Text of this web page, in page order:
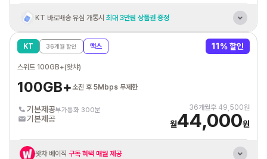
KT 바로배송 유심 개통시 최대 3만원 상품권 증정
KT 인터넷/IPTV결합시 휴대폰 요금할인
KT 36개월 할인 맥스 11 % 할인
스위트 100GB+(왓챠)
100GB+소진 후 5Mbps 무제한
기본제공부가통화 300분
기본제공
36개월후 49,500원
월44,000원
왓챠 베이직 구독 혜택 매월 제공